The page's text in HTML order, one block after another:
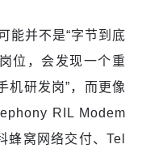
能并不是“字节到底
位，会发现一个重
机研发岗”，而更像
RIL Modem
蜂窝网络交付、Tel